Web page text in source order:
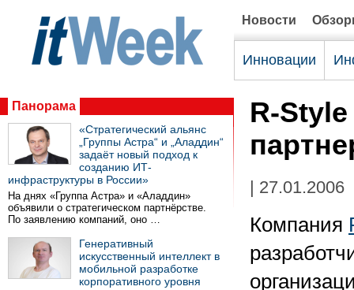
Новости
Инновации
Панорама
«Стратегический альянс
„Группы Астра“ и „Аладдин“
задаёт новый подход к
созданию ИТ-
инфраструктуры в России»
На днях «Группа Астра» и «Аладдин»
объявили о стратегическом партнёрстве.
По заявлению компаний, оно …
Генеративный
искусственный интеллект в
мобильной разработке
корпоративного уровня
R-
| 27.01.2006
Компания